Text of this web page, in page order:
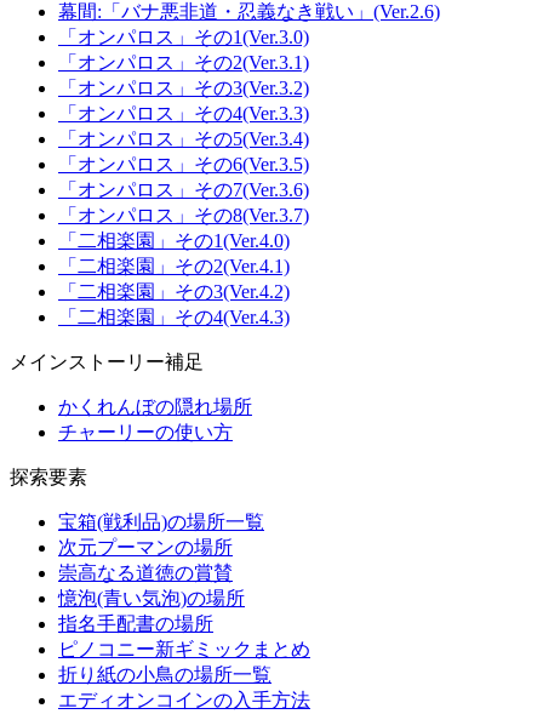
幕間:「バナ悪非道・忍義なき戦い」(Ver.2.6)
「オンパロス」その1(Ver.3.0)
「オンパロス」その2(Ver.3.1)
「オンパロス」その3(Ver.3.2)
「オンパロス」その4(Ver.3.3)
「オンパロス」その5(Ver.3.4)
「オンパロス」その6(Ver.3.5)
「オンパロス」その7(Ver.3.6)
「オンパロス」その8(Ver.3.7)
「二相楽園」その1(Ver.4.0)
「二相楽園」その2(Ver.4.1)
「二相楽園」その3(Ver.4.2)
「二相楽園」その4(Ver.4.3)
メインストーリー補足
かくれんぼの隠れ場所
チャーリーの使い方
探索要素
宝箱(戦利品)の場所一覧
次元プーマンの場所
崇高なる道徳の賞賛
憶泡(青い気泡)の場所
指名手配書の場所
ピノコニー新ギミックまとめ
折り紙の小鳥の場所一覧
エディオンコインの入手方法